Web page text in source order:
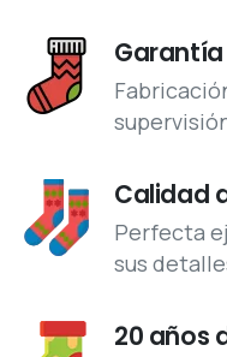
Calidad
Perfecta
sus
20 años